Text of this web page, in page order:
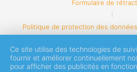
Formulaire de
Politique de protection des données
Ce site utilise des technologies de
fournir et améliorer continuellement
pour afficher des publicités en